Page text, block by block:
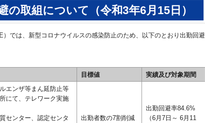
の取組について（令和3年6月15日）
では、新型コロナウイルスの感染防止のため、以下のとおり出勤回避
目標値
実績及び対象期間
エンザ等まん延防止等
にて、テレワーク実施
センター、認定センタ
出勤者数の7割削減
出勤回避率84.6%
（6月7日～ 6月11